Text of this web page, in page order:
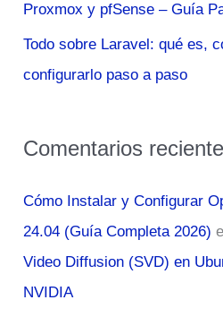
Proxmox y pfSense – Guía
Todo sobre Laravel: qué es,
configurarlo paso a paso
Comentarios
Cómo Instalar y Configurar
24.04 (Guía Completa 2026)
Video Diffusion (SVD) en
NVIDIA